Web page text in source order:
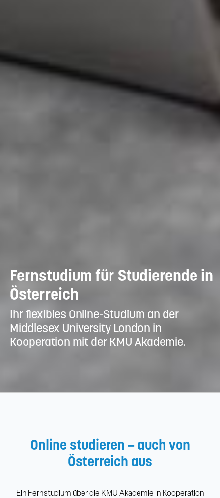
Fernstudium für Studierende in
Österreich
Ihr flexibles Online-Studium an der
Middlesex University London in
Kooperation mit der KMU Akademie.
Online studieren – auch von
Österreich aus
Ein Fernstudium über die KMU Akademie in Kooperation